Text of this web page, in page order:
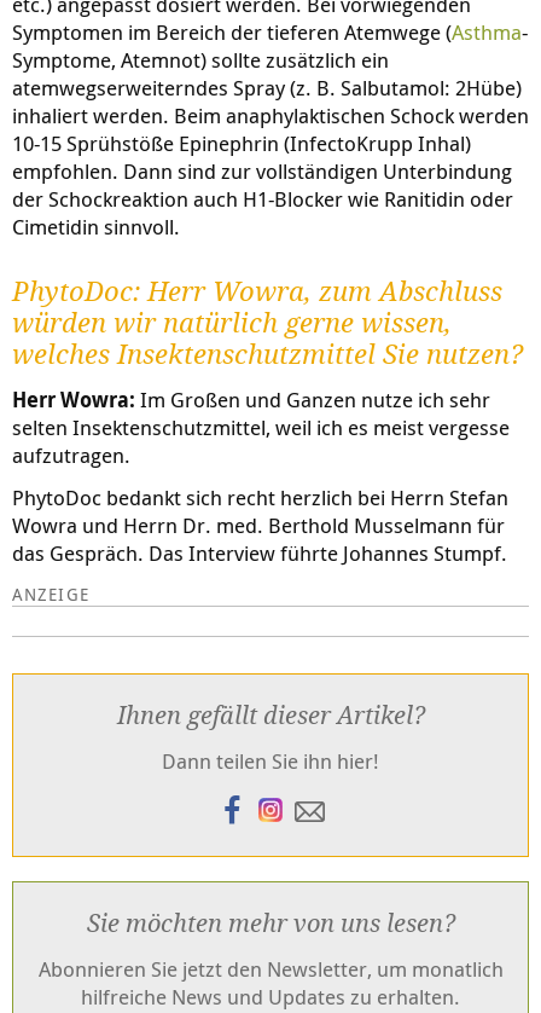
Symptomen im Bereich der tieferen Atemwege (Asthma-
Symptome, Atemnot) sollte zusätzlich ein
atemwegserweiterndes Spray (z. B. Salbutamol: 2Hübe)
inhaliert werden. Beim anaphylaktischen Schock werden
10-15 Sprühstöße Epinephrin (InfectoKrupp Inhal)
empfohlen. Dann sind zur vollständigen Unterbindung
der Schockreaktion auch H1-Blocker wie Ranitidin oder
Cimetidin sinnvoll.
PhytoDoc: Herr Wowra, zum Abschluss
würden wir natürlich gerne wissen,
welches Insektenschutzmittel Sie nutzen?
Herr Wowra: Im Großen und Ganzen nutze ich sehr
selten Insektenschutzmittel, weil ich es meist vergesse
aufzutragen.
PhytoDoc bedankt sich recht herzlich bei Herrn Stefan
Wowra und Herrn Dr. med. Berthold Musselmann für
das Gespräch. Das Interview führte Johannes Stumpf.
Ihnen gefällt dieser Artikel?
Dann teilen Sie ihn hier!
Sie möchten mehr von uns lesen?
Abonnieren Sie jetzt den Newsletter, um monatlich
hilfreiche News und Updates zu erhalten.